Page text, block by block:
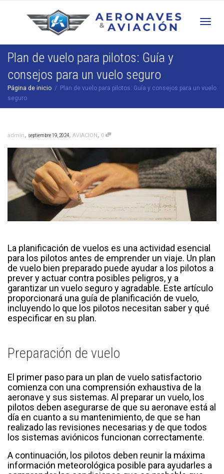
Plan de vuelo para pilotos: Guía y
consejos para un vuelo seguro
Página de inicio
Plan de vuelo para pilotos: Guía y consejos para un vuelo
seguro
admin, septiembre 19, 2024, AVIACION, 0
La planificación de vuelos es una actividad esencial
para los pilotos antes de emprender un viaje. Un plan
de vuelo bien preparado puede ayudar a los pilotos a
prever y actuar contra posibles peligros, y a
garantizar un vuelo seguro y agradable. Este artículo
proporcionará una guía de planificación de vuelo,
incluyendo lo que los pilotos necesitan saber y qué
especificar en su plan.
Preparación de vuelo
El primer paso para un plan de vuelo satisfactorio
comienza con una comprensión exhaustiva de la
aeronave y sus sistemas. Al preparar un vuelo, los
pilotos deben asegurarse de que su aeronave está al
día en cuanto a su mantenimiento, de que se han
realizado las revisiones necesarias y de que todos
los sistemas aviónicos funcionan correctamente.
A continuación, los pilotos deben reunir la máxima
información meteorológica posible para ayudarles a